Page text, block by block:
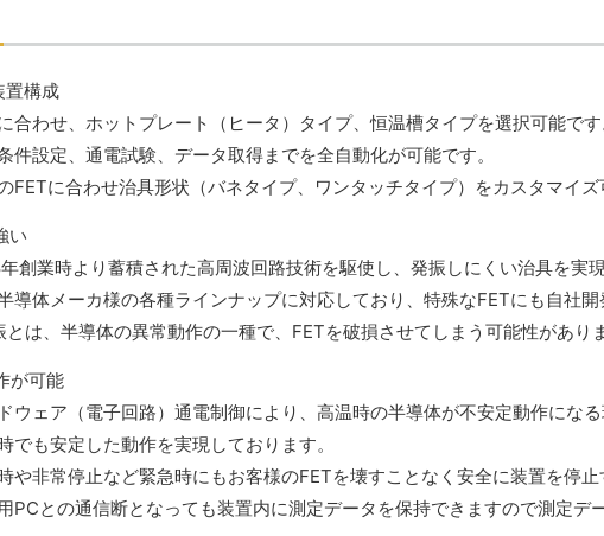
置構成
合わせ、ホットプレート（ヒータ）タイプ、恒温槽タイプを選択可能です
件設定、通電試験、データ取得までを全自動化が可能です。
FETに合わせ治具形状（バネタイプ、ワンタッチタイプ）をカスタマイズ
い
創業時より蓄積された高周波回路技術を駆使し、発振しにくい治具を実現
導体メーカ様の各種ラインナップに対応しており、特殊なFETにも自社開
とは、半導体の異常動作の一種で、FETを破損させてしまう可能性がありま
が可能
ウェア（電子回路）通電制御により、高温時の半導体が不安定動作にな
でも安定した動作を実現しております。
や非常停止など緊急時にもお客様のFETを壊すことなく安全に装置を停止
PCとの通信断となっても装置内に測定データを保持できますので測定デ